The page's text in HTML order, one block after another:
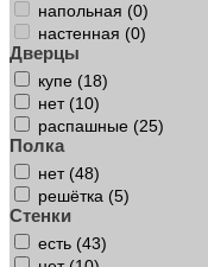
напольная (0)
настенная (0)
Дверцы
купе (18)
нет (10)
распашные (25)
Полка
нет (48)
решётка (5)
Стенки
есть (43)